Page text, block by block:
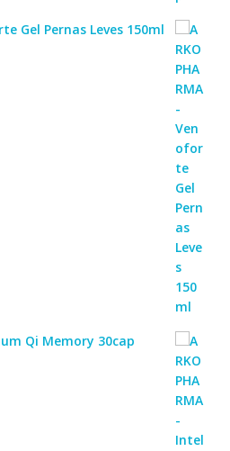
Gel Pernas Leves 150ml
Qi Memory 30cap